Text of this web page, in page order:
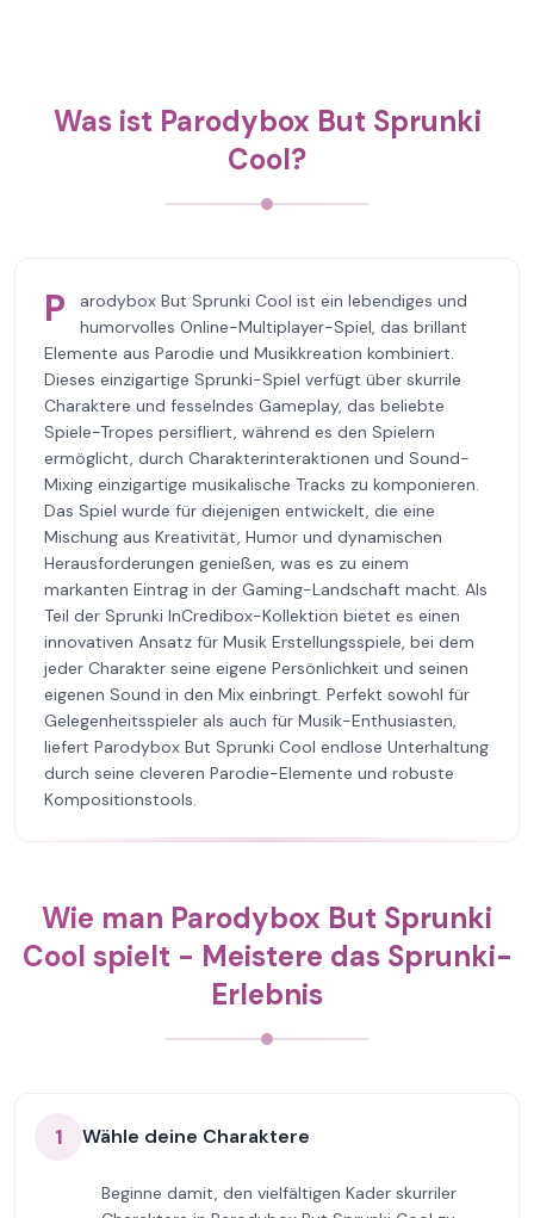
Was ist Parodybox But Sprunki
Cool?
P
arodybox But Sprunki Cool ist ein lebendiges und
humorvolles Online-Multiplayer-Spiel, das brillant
Elemente aus Parodie und Musikkreation kombiniert.
Dieses einzigartige Sprunki-Spiel verfügt über skurrile
Charaktere und fesselndes Gameplay, das beliebte
Spiele-Tropes persifliert, während es den Spielern
ermöglicht, durch Charakterinteraktionen und Sound-
Mixing einzigartige musikalische Tracks zu komponieren.
Das Spiel wurde für diejenigen entwickelt, die eine
Mischung aus Kreativität, Humor und dynamischen
Herausforderungen genießen, was es zu einem
markanten Eintrag in der Gaming-Landschaft macht. Als
Teil der Sprunki InCredibox-Kollektion bietet es einen
innovativen Ansatz für Musik Erstellungsspiele, bei dem
jeder Charakter seine eigene Persönlichkeit und seinen
eigenen Sound in den Mix einbringt. Perfekt sowohl für
Gelegenheitsspieler als auch für Musik-Enthusiasten,
liefert Parodybox But Sprunki Cool endlose Unterhaltung
durch seine cleveren Parodie-Elemente und robuste
Kompositionstools.
Wie man Parodybox But Sprunki
Cool spielt - Meistere das Sprunki-
Erlebnis
1 Wähle deine Charaktere
Beginne damit, den vielfältigen Kader skurriler